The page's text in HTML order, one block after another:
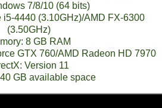
7/8/10 (64 bits)
i5-4440 (3.10GHz)/AMD FX-6300
(3.50GHz)
8 GB RAM
GTX 760/AMD Radeon HD 7970
Version 11
GB available space